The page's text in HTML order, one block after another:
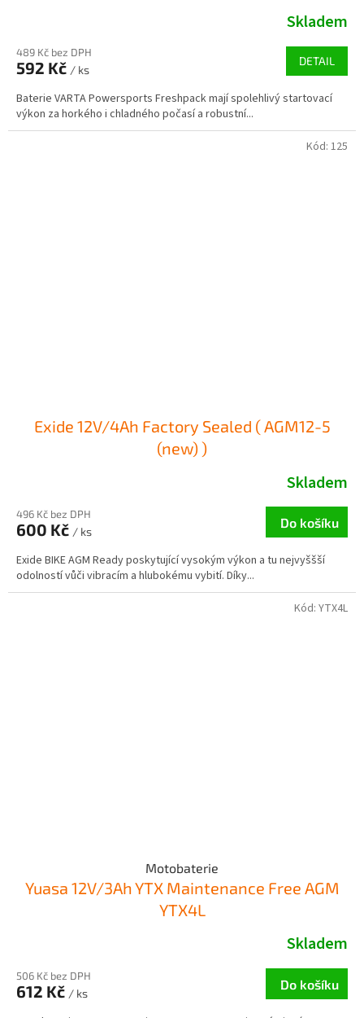
Skladem
489 Kč bez DPH
592 Kč / ks
DETAIL
Baterie VARTA Powersports Freshpack mají spolehlivý startovací
výkon za horkého i chladného počasí a robustní...
Exide 12V/4Ah Factory Sealed ( AGM12-5
(new) )
Skladem
496 Kč bez DPH
600 Kč / ks
Do košíku
Exide BIKE AGM Ready poskytující vysokým výkon a tu nejvyššší
odolností vůči vibracím a hlubokému vybití. Díky...
Kód: 125
Motobaterie
Yuasa 12V/3Ah YTX Maintenance Free AGM
YTX4L
Skladem
506 Kč bez DPH
612 Kč / ks
Do košíku
Kód: YTX4L